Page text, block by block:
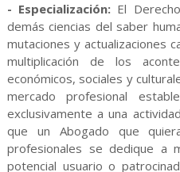
- Especialización: El
demás ciencias del saber
mutaciones y actualizaciones
multiplicación de los
económicos, sociales y
mercado profesional
exclusivamente a una
que un Abogado que
profesionales se dedique a
potencial usuario o